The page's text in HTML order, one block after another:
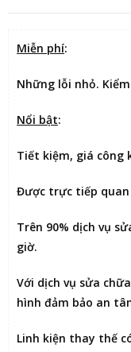
Miễn phí:
Những lỗi nhỏ.
Nổi bật:
Tiết kiệm, giá công
Được trực tiếp
Trên 90% dịch vụ
giờ.
Với dịch vụ sửa
hình đảm bảo an
Linh kiện thay thế